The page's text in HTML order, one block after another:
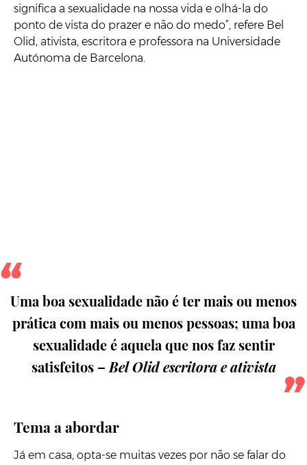
significa a sexualidade na nossa vida e olhá-la do
ponto de vista do prazer e não do medo”, refere Bel
Olid, ativista, escritora e professora na Universidade
Autónoma de Barcelona.
Uma boa sexualidade não é ter mais ou menos
prática com mais ou menos pessoas; uma boa
sexualidade é aquela que nos faz sentir
satisfeitos – Bel Olid escritora e ativista
Tema a abordar
Já em casa, opta-se muitas vezes por não se falar do